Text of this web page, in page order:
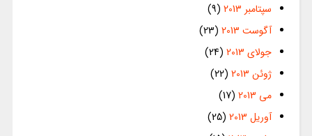
سپتامبر 2013
(9)
آگوست 2013
(23)
جولای 2013
(24)
ژوئن 2013
(22)
می 2013
(17)
آوریل 2013
(25)